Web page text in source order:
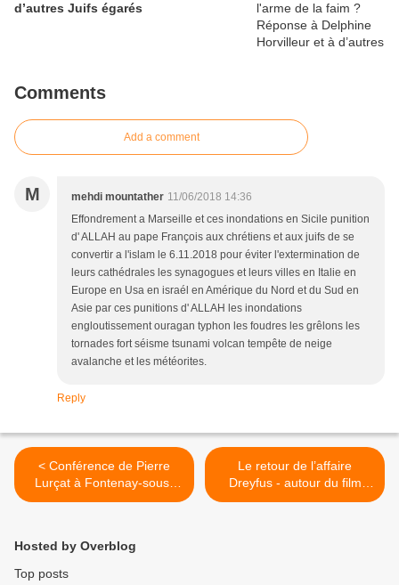
d’autres Juifs égarés
Comments
Add a comment
M mehdi mountather 11/06/2018 14:36
Effondrement a Marseille et ces inondations en Sicile punition
d' ALLAH au pape François aux chrétiens et aux juifs de se
convertir a l'islam le 6.11.2018 pour éviter l'extermination de
leurs cathédrales les synagogues et leurs villes en Italie en
Europe en Usa en israél en Amérique du Nord et du Sud en
Asie par ces punitions d' ALLAH les inondations
engloutissement ouragan typhon les foudres les grêlons les
tornades fort séisme tsunami volcan tempête de neige
avalanche et les météorites.
Reply
< Conférence de Pierre
Lurçat à Fontenay-sous-
bois
Le retour de l’affaire
Dreyfus - autour du film
J’accuse de Roman
Hosted by Overblog
Top posts